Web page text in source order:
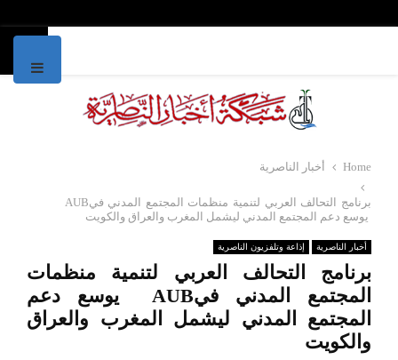
Home أخبار الناصرية
برنامج التحالف العربي لتنمية منظمات المجتمع المدني فيAUB
يوسع دعم المجتمع المدني ليشمل المغرب والعراق والكويت
أخبار الناصرية إذاعة وتلفزيون الناصرية
برنامج التحالف العربي لتنمية منظمات
المجتمع المدني فيAUB يوسع دعم
المجتمع المدني ليشمل المغرب والعراق
والكويت